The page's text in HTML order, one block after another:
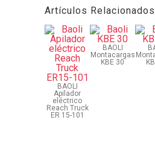
Artículos Relacionados
BAOLI
Apilador
eléctrico
Reach Truck
ER 15-101
BAOLI
Montacargas
KBE 30